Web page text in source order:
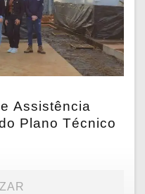
Assistência
Plano Técnico